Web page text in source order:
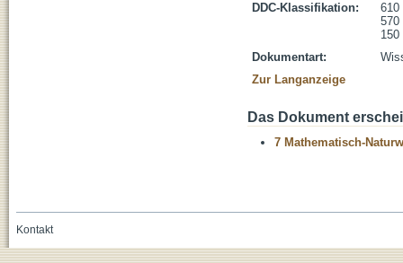
DDC-Klassifikation:
610
570
Dokumentart:
Zur Langanzeige
Das Dokument
7 Mathematisch-
Kontakt